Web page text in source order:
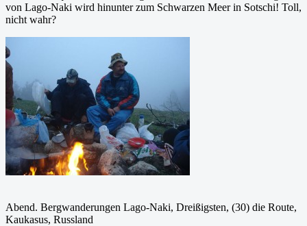
von Lago-Naki wird hinunter zum Schwarzen Meer in Sotschi! Toll,
nicht wahr?
Abend. Bergwanderungen Lago-Naki, Dreißigsten, (30) die Route,
Kaukasus, Russland